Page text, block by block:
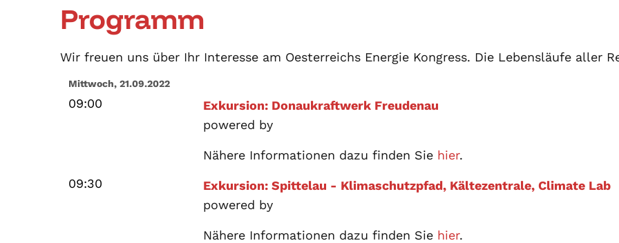
Programm
Wir freuen uns über Ihr Interesse am Oesterreichs Energie Kongress. Die Lebensläufe aller
Mittwoch, 21.09.2022
09:00
Exkursion: Donaukraftwerk Freudenau
powered by
Nähere Informationen dazu finden Sie hier.
09:30
Exkursion: Spittelau - Klimaschutzpfad, Kältezentrale, Climate Lab
powered by
Nähere Informationen dazu finden Sie hier.